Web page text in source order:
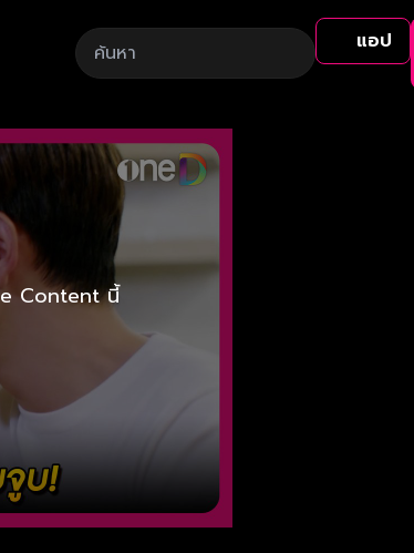
แอป
Content นี้